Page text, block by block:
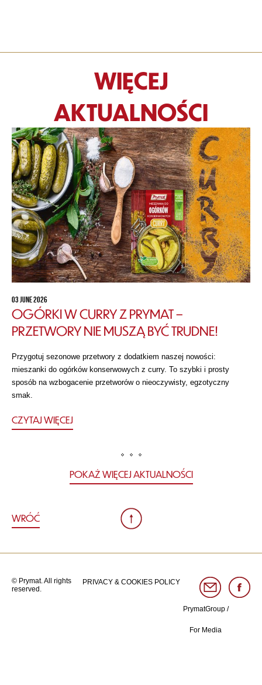
WIĘCEJ
AKTUALNOŚCI
03 JUNE 2026
OGÓRKI W CURRY Z PRYMAT –
PRZETWORY NIE MUSZĄ BYĆ TRUDNE!
Przygotuj sezonowe przetwory z dodatkiem naszej nowości:
mieszanki do ogórków konserwowych z curry. To szybki i prosty
sposób na wzbogacenie przetworów o nieoczywisty, egzotyczny
smak.
CZYTAJ WIĘCEJ
POKAŻ WIĘCEJ AKTUALNOŚCI
WRÓĆ
© Prymat. All rights
reserved.
PRIVACY & COOKIES POLICY
PrymatGroup /
For Media